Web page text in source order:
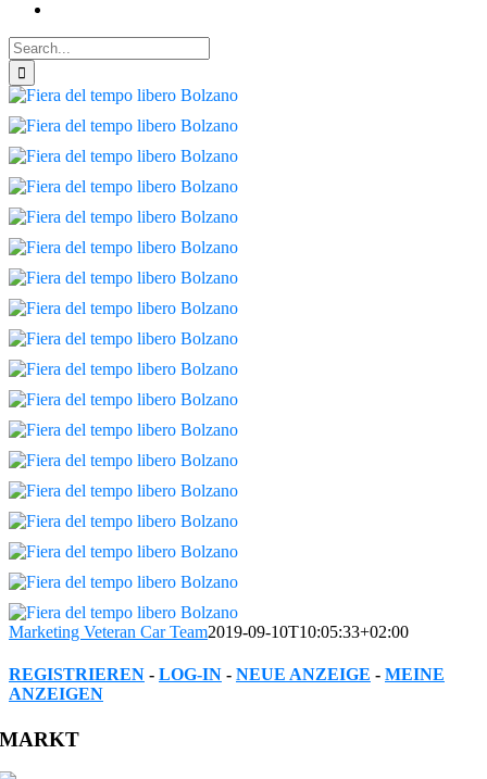
Search
for:
Marketing Veteran Car Team2019-09-10T10:05:33+02:00
REGISTRIEREN - LOG-IN - NEUE ANZEIGE - MEINE
ANZEIGEN
Facebook
Twitter
Reddit
LinkedIn
WhatsApp
Tumblr
Pinterest
Vk
Xing
Email
MARKT